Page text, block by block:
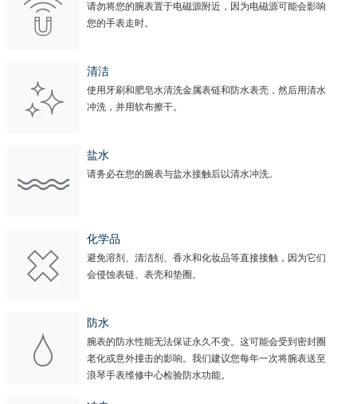
请勿将您的腕表置于电磁源附近，因为电磁源可能会影响
您的手表走时。
清洁
使用牙刷和肥皂水清洗金属表链和防水表壳，然后用清水
冲洗，并用软布擦干。
盐水
请务必在您的腕表与盐水接触后以清水冲洗。
化学品
避免溶剂、清洁剂、香水和化妆品等直接接触，因为它们
会侵蚀表链、表壳和垫圈。
防水
腕表的防水性能无法保证永久不变。这可能会受到密封圈
老化或意外撞击的影响。我们建议您每年一次将腕表送至
浪琴手表维修中心检验防水功能。